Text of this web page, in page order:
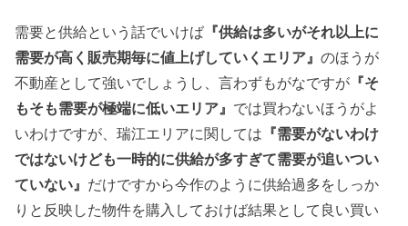
需要と供給という話でいけば 『供給は多いがそれ以上に
需要が高く販売期毎に値上げしていくエリア』のほうが
不動産として強いでしょうし、言わずもがなですが 『そ
もそも需要が極端に低いエリア』 では買わないほうがよ
いわけですが、瑞江エリアに関しては 『需要がないわけ
ではないけども一時的に供給が多すぎて需要が追いつい
ていない』 だけですから今作のように供給過多をしっか
りと反映した物件を購入しておけば結果として良い買い